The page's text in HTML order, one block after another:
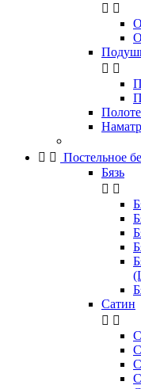
 
 
  Постельное
Бязь
 
Сатин
 